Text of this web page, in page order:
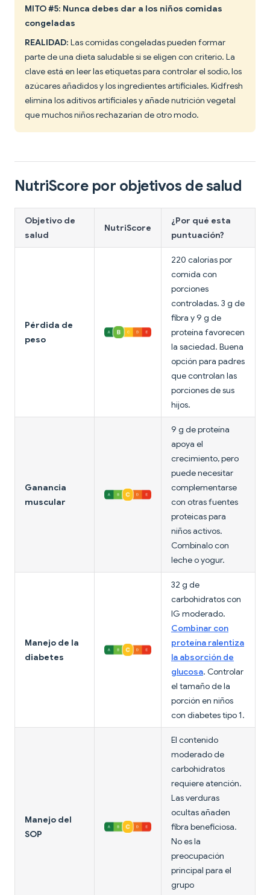
MITO #5: Nunca debes dar a los niños comidas
congeladas
REALIDAD: Las comidas congeladas pueden formar
parte de una dieta saludable si se eligen con criterio. La
clave está en leer las etiquetas para controlar el sodio, los
azúcares añadidos y los ingredientes artificiales. Kidfresh
elimina los aditivos artificiales y añade nutrición vegetal
que muchos niños rechazarían de otro modo.
NutriScore por objetivos de salud
Objetivo de
salud
NutriScore
¿Por qué esta
puntuación?
Pérdida de
peso
220 calorías por
comida con
porciones
controladas. 3 g de
fibra y 9 g de
proteína favorecen
la saciedad. Buena
opción para padres
que controlan las
porciones de sus
hijos.
Ganancia
muscular
9 g de proteína
apoya el
crecimiento, pero
puede necesitar
complementarse
con otras fuentes
proteicas para
niños activos.
Combínalo con
leche o yogur.
Manejo de la
diabetes
32 g de
carbohidratos con
IG moderado.
Combinar con
proteína ralentiza
la absorción de
glucosa. Controlar
el tamaño de la
porción en niños
con diabetes tipo 1.
Manejo del
SOP
El contenido
moderado de
carbohidratos
requiere atención.
Las verduras
ocultas añaden
fibra beneficiosa.
No es la
preocupación
principal para el
grupo